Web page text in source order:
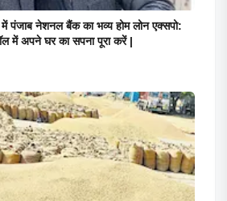
पंजाब नेशनल बैंक का भव्य होम लोन एक्सपो:
में अपने घर का सपना पूरा करें |